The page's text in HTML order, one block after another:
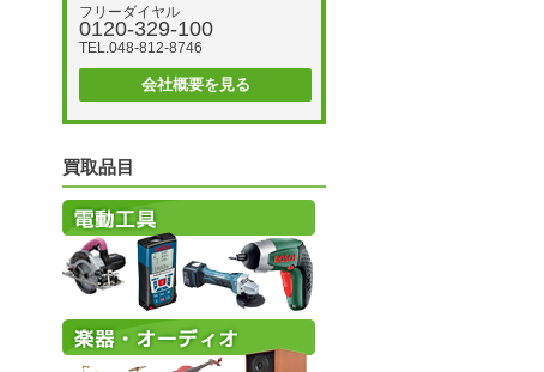
フリーダイヤル
0120-329-100
TEL.048-812-8746
会社概要を見る
買取品目